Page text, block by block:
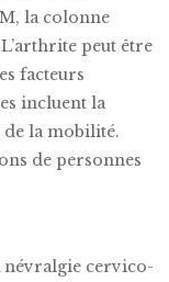
la colonne
peut être
facteurs
incluent la
la mobilité.
de personnes
névralgie cervico-